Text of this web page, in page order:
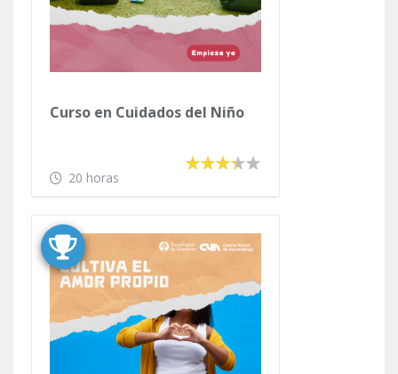
Curso en Cuidados del Niño
20 horas